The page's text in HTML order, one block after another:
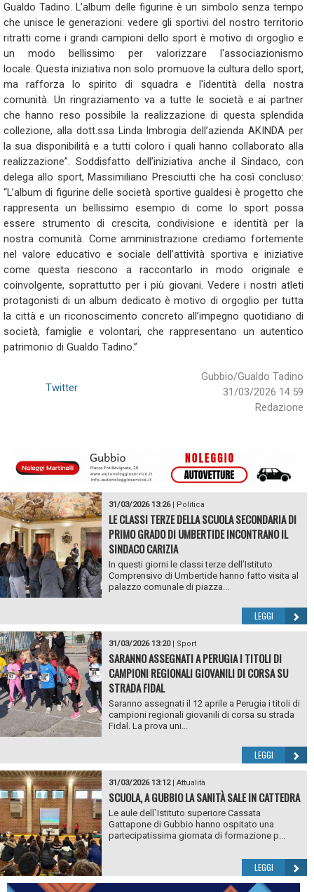
Gualdo Tadino. L’album delle figurine è un simbolo senza tempo
che unisce le generazioni: vedere gli sportivi del nostro territorio
ritratti come i grandi campioni dello sport è motivo di orgoglio e
un modo bellissimo per valorizzare l'associazionismo
locale. Questa iniziativa non solo promuove la cultura dello sport,
ma rafforza lo spirito di squadra e l'identità della nostra
comunità. Un ringraziamento va a tutte le società e ai partner
che hanno reso possibile la realizzazione di questa splendida
collezione, alla dott.ssa Linda Imbrogia dell’azienda AKINDA per
la sua disponibilità e a tutti coloro i quali hanno collaborato alla
realizzazione”. Soddisfatto dell’iniziativa anche il Sindaco, con
delega allo sport, Massimiliano Presciutti che ha così concluso:
“L’album di figurine delle società sportive gualdesi è progetto che
rappresenta un bellissimo esempio di come lo sport possa
essere strumento di crescita, condivisione e identità per la
nostra comunità. Come amministrazione crediamo fortemente
nel valore educativo e sociale dell’attività sportiva e iniziative
come questa riescono a raccontarlo in modo originale e
coinvolgente, soprattutto per i più giovani. Vedere i nostri atleti
protagonisti di un album dedicato è motivo di orgoglio per tutta
la città e un riconoscimento concreto all’impegno quotidiano di
società, famiglie e volontari, che rappresentano un autentico
patrimonio di Gualdo Tadino.”
Gubbio/Gualdo Tadino
31/03/2026 14:59
Redazione
Twitter
31/03/2026 13:26| Politica
LE CLASSI TERZE DELLA SCUOLA SECONDARIA DI
PRIMO GRADO DI UMBERTIDE INCONTRANO IL
SINDACO CARIZIA
In questi giorni le classi terze dell’Istituto
Comprensivo di Umbertide hanno fatto visita al
palazzo comunale di piazza...
LEGGI
31/03/2026 13:20| Sport
SARANNO ASSEGNATI A PERUGIA I TITOLI DI
CAMPIONI REGIONALI GIOVANILI DI CORSA SU
STRADA FIDAL
Saranno assegnati il 12 aprile a Perugia i titoli di
campioni regionali giovanili di corsa su strada
Fidal. La prova uni...
LEGGI
31/03/2026 13:12| Attualità
SCUOLA, A GUBBIO LA SANITÀ SALE IN CATTEDRA
Le aule dell`Istituto superiore Cassata
Gattapone di Gubbio hanno ospitato una
partecipatissima giornata di formazione p...
LEGGI